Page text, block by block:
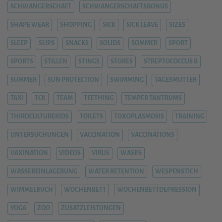
SCHWANGERSCHAFT SCHWANGERSCHAFTSBONUS
SHAPE WEAR SHOPPING SICK SICK LEAVE SIZES
SLEEP SLIPS SNACKS SOLIDS SOMMER SPORT
SPORTS STILLEN STINGS STORES STREPTOCOCCUS B
SUMMER SUN PROTECTION SWIMMING TAGESMUTTER
TAXI TCK TEAM TEETHING TEMPER TANTRUMS
THIRDCULTUREKIDS TOILETS TOXOPLASMOSIS TRAINING
UNTERSUCHUNGEN VACCINATION VACCINATIONS
VAXINATION VIDEOS VIRUS WASPS
WASSEREINLAGERUNG WATER RETENTION WESPENSTICH
WIMMELBUCH WOCHENBETT WOCHENBETTDEPRESSION
YOGA ZOO ZUSATZLEISTUNGEN